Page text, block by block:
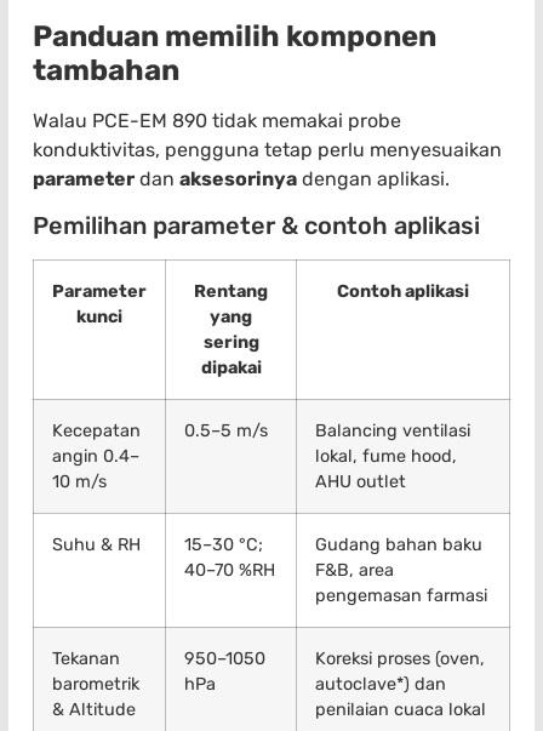
Panduan memilih komponen
tambahan
Walau PCE-EM 890 tidak memakai probe
konduktivitas, pengguna tetap perlu menyesuaikan
parameter dan aksesorinya dengan aplikasi.
Pemilihan parameter & contoh aplikasi
Parameter
kunci
Rentang
yang
sering
dipakai
Contoh aplikasi
Kecepatan
angin 0.4–
10 m/s
0.5–5 m/s
Balancing ventilasi
lokal, fume hood,
AHU outlet
Suhu & RH
15–30 °C;
40–70 %RH
Gudang bahan baku
F&B, area
pengemasan farmasi
Tekanan
barometrik
& Altitude
950–1050
hPa
Koreksi proses (oven,
autoclave*) dan
penilaian cuaca lokal